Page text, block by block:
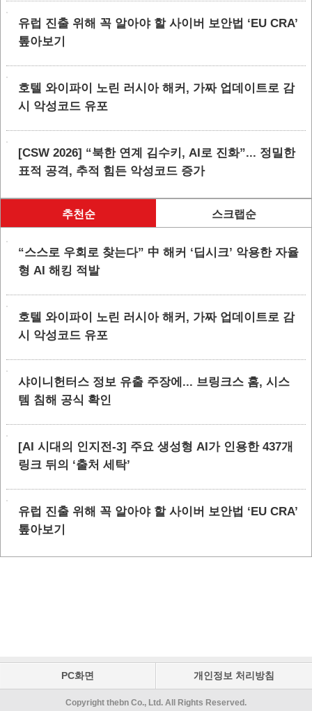
유럽 진출 위해 꼭 알아야 할 사이버 보안법 ‘EU CRA’
톺아보기
호텔 와이파이 노린 러시아 해커, 가짜 업데이트로 감
시 악성코드 유포
[CSW 2026] “북한 연계 김수키, AI로 진화”... 정밀한
표적 공격, 추적 힘든 악성코드 증가
추천순 스크랩순
“스스로 우회로 찾는다” 中 해커 ‘딥시크’ 악용한 자율
형 AI 해킹 적발
호텔 와이파이 노린 러시아 해커, 가짜 업데이트로 감
시 악성코드 유포
샤이니헌터스 정보 유출 주장에... 브링크스 홈, 시스
템 침해 공식 확인
[AI 시대의 인지전-3] 주요 생성형 AI가 인용한 437개
링크 뒤의 ‘출처 세탁’
유럽 진출 위해 꼭 알아야 할 사이버 보안법 ‘EU CRA’
톺아보기
PC화면 개인정보 처리방침
Copyright thebn Co., Ltd. All Rights Reserved.